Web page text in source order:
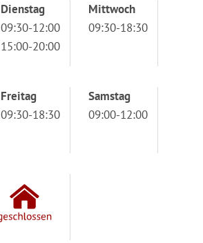
Dienstag
09:30-12:00
15:00-20:00
Mittwoch
09:30-18:30
Freitag
09:30-18:30
Samstag
09:00-12:00